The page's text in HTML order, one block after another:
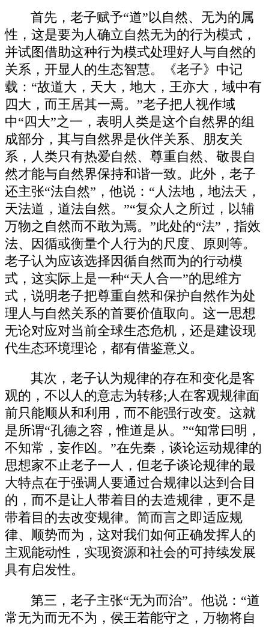
首先，老子赋予“道”以自然、无为的属
性，这是要为人确立自然无为的行为模式，
并试图借助这种行为模式处理好人与自然的
关系，开显人的生态智慧。《老子》中记
载：“故道大，天大，地大，王亦大，域中有
四大，而王居其一焉。”老子把人视作域
中“四大”之一，表明人类是这个自然界的组
成部分，其与自然界是伙伴关系、朋友关
系，人类只有热爱自然、尊重自然、敬畏自
然才能与自然界保持和谐一致。此外，老子
还主张“法自然”，他说：“人法地，地法天，
天法道，道法自然。”“复众人之所过，以辅
万物之自然而不敢为焉。”此处的“法”，指效
法、因循或衡量个人行为的尺度、原则等。
老子认为应该选择因循自然而为的行动模
式，这实际上是一种“天人合一”的思维方
式，说明老子把尊重自然和保护自然作为处
理人与自然关系的首要价值取向。这一思想
无论对应对当前全球生态危机，还是建设现
代生态环境理论，都有借鉴意义。
其次，老子认为规律的存在和变化是客
观的，不以人的意志为转移;人在客观规律面
前只能顺从和利用，而不能强行改变。这就
是所谓“孔德之容，惟道是从。”“知常曰明，
不知常，妄作凶。”在先秦，谈论运动规律的
思想家不止老子一人，但老子谈论规律的最
大特点在于强调人要通过合规律以达到合目
的，而不是让人带着目的去造规律，更不是
带着目的去改变规律。简而言之即适应规
律、顺势而为，这对我们如何正确发挥人的
主观能动性，实现资源和社会的可持续发展
具有启发性。
第三，老子主张“无为而治”。他说：“道
常无为而无不为，侯王若能守之，万物将自